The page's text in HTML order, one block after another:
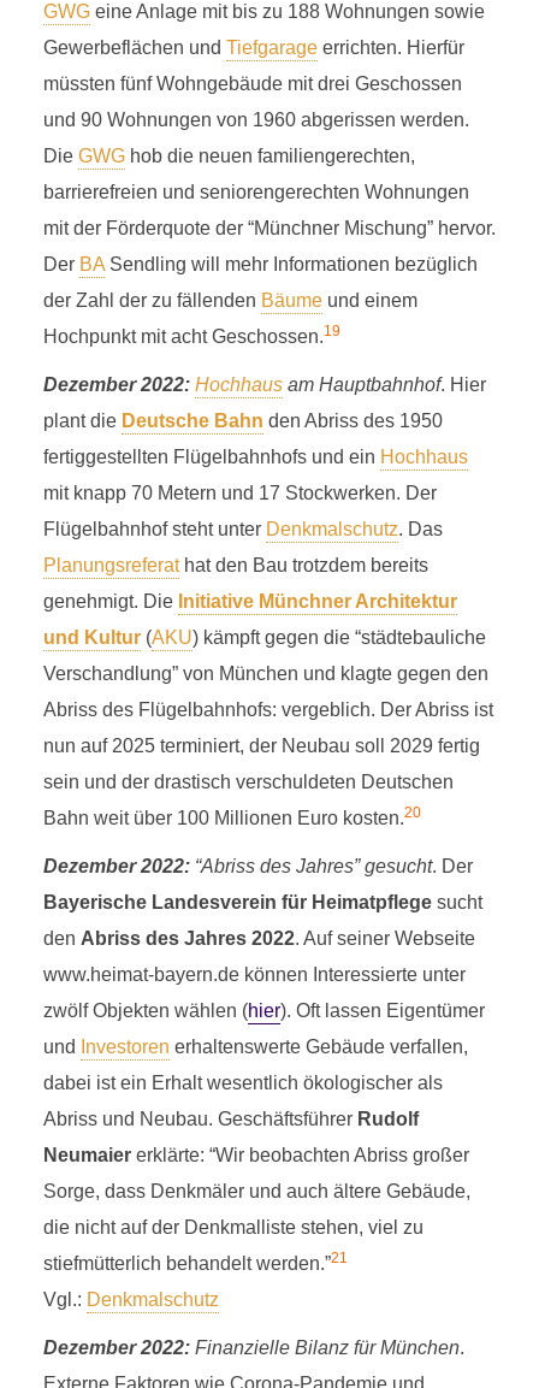
GWGeine Anlage mit bis zu 188 Wohnungen sowie
Gewerbeflächen und Tiefgarageerrichten. Hierfür
müssten fünf Wohngebäude mit drei Geschossen
und 90 Wohnungen von 1960 abgerissen werden.
Die GWGhob die neuen familiengerechten,
barrierefreien und seniorengerechten Wohnungen
mit der Förderquote der “Münchner Mischung” hervor.
Der BASendling will mehr Informationen bezüglich
der Zahl der zu fällenden Bäumeund einem
Hochpunkt mit acht Geschossen.19
Dezember 2022: Hochhausam Hauptbahnhof. Hier
plant die Deutsche Bahn den Abriss des 1950
fertiggestellten Flügelbahnhofs und ein Hochhaus
mit knapp 70 Metern und 17 Stockwerken. Der
Flügelbahnhof steht unter Denkmalschutz. Das
Planungsreferathat den Bau trotzdem bereits
genehmigt. Die Initiative Münchner Architektur
und Kultur(AKU) kämpft gegen die “städtebauliche
Verschandlung” von München und klagte gegen den
Abriss des Flügelbahnhofs: vergeblich. Der Abriss ist
nun auf 2025 terminiert, der Neubau soll 2029 fertig
sein und der drastisch verschuldeten Deutschen
Bahn weit über 100 Millionen Euro kosten.20
Dezember 2022:“Abriss des Jahres” gesucht. Der
Bayerische Landesverein für Heimatpflegesucht
den Abriss des Jahres 2022. Auf seiner Webseite
www.heimat-bayern.de können Interessierte unter
zwölf Objekten wählen (hier). Oft lassen Eigentümer
und
Investoren erhaltenswerte Gebäude verfallen,
dabei ist ein Erhalt wesentlich ökologischer als
Abriss und Neubau. Geschäftsführer Rudolf
Neumaiererklärte: “Wir beobachten Abriss großer
Sorge, dass Denkmäler und auch ältere Gebäude,
die nicht auf der Denkmalliste stehen, viel zu
stiefmütterlich behandelt werden.”21
Vgl.: Denkmalschutz
Dezember 2022:Finanzielle Bilanz für München.
Externe Faktoren wie Corona-Pandemie und